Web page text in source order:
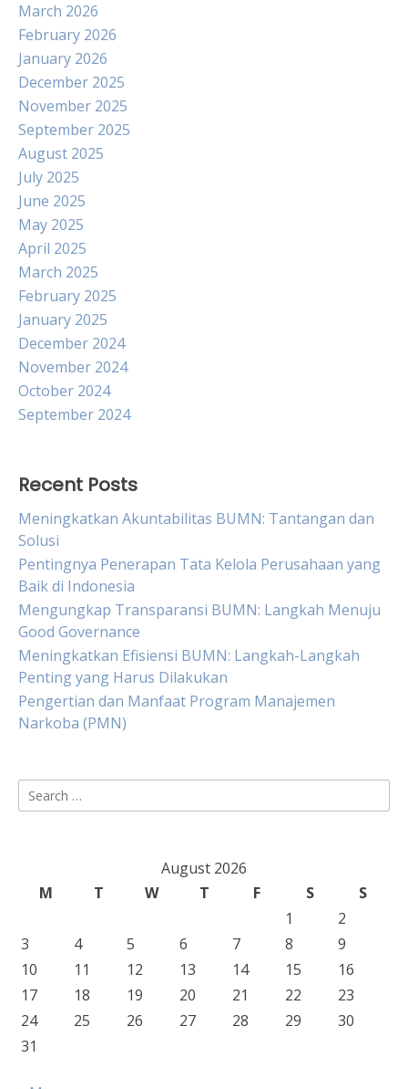
March 2026
February 2026
January 2026
December 2025
November 2025
September 2025
August 2025
July 2025
June 2025
May 2025
April 2025
March 2025
February 2025
January 2025
December 2024
November 2024
October 2024
September 2024
Recent Posts
Meningkatkan Akuntabilitas BUMN: Tantangan dan
Solusi
Pentingnya Penerapan Tata Kelola Perusahaan yang
Baik di Indonesia
Mengungkap Transparansi BUMN: Langkah Menuju
Good Governance
Meningkatkan Efisiensi BUMN: Langkah-Langkah
Penting yang Harus Dilakukan
Pengertian dan Manfaat Program Manajemen
Narkoba (PMN)
Search
for:
August 2026
M
T W T F S
S
1
2
3
4 5 6 7 8
9
10
11 12 13 14 15
16
17
18 19 20 21 22
23
24
25 26 27 28 29
30
31